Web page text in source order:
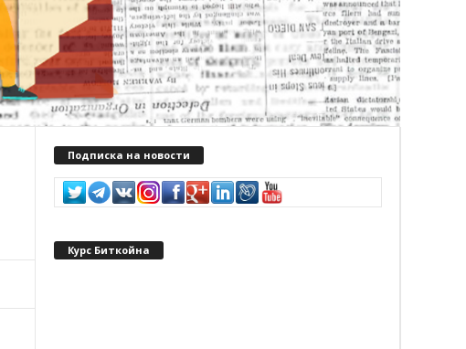
Подписка на новости
Курс Биткойна